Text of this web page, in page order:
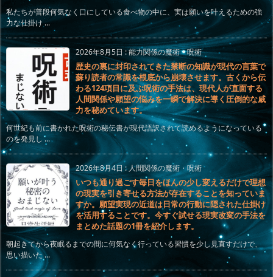
私たちが普段何気なく口にしている食べ物の中に、実は願いを叶えるための強
力な仕掛け ...
2026年8月5日 :能力関係の魔術・呪術
歴史の裏に封印されてきた禁断の知識が現代の言葉で
蘇り読者の常識を根底から崩壊させます。古くから伝
わる124項目に及ぶ呪術の手法は、現代人が直面する
人間関係や願望の悩みを一瞬で解決に導く圧倒的な威
力を秘めています。
何世紀も前に書かれた呪術の秘伝書が現代語訳されて読めるようになっている
のを発見し ...
2026年8月4日:人間関係の魔術・呪術
いつも通り過ごす毎日をほんの少し変えるだけで理想
の現実を引き寄せる方法が存在することを知っていま
すか。願望実現の近道は日常の行動に隠された仕掛け
を活用することです。今すぐ試せる現実改変の手法を
まとめた話題の1冊を紹介します。
朝起きてから夜眠るまでの間に何気なく行っている習慣を少し見直すだけで、
思い描いた ...